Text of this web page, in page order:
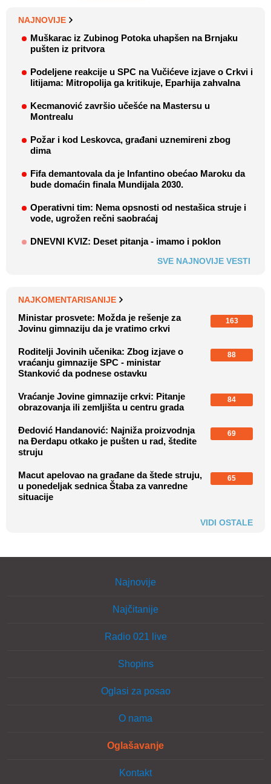
NAJNOVIJE
Muškarac iz Zubinog Potoka uhapšen na Brnjaku
pušten iz pritvora
Podeljene reakcije u SPC na Vučićeve izjave o Crkvi i
litijama: Mitropolija ga kritikuje, Eparhija zahvalna
Kecmanović završio učešće na Mastersu u
Montrealu
Požar i kod Leskovca, građani uznemireni zbog
dima
Fifa demantovala da je Infantino obećao Maroku da
bude domaćin finala Mundijala 2030.
Operativni tim: Nema opsnosti od nestašica struje i
vode, ugrožen rečni saobraćaj
DNEVNI KVIZ: Deset pitanja - imamo i poklon
SVE NAJNOVIJE VESTI
NAJKOMENTARISANIJE
Ministar prosvete: Možda je rešenje za
Jovinu gimnaziju da je vratimo crkvi
163
Roditelji Jovinih učenika: Zbog izjave o
vraćanju gimnazije SPC - ministar
Stanković da podnese ostavku
88
Vraćanje Jovine gimnazije crkvi: Pitanje
obrazovanja ili zemljišta u centru grada
84
Đedović Handanović: Najniža proizvodnja
na Đerdapu otkako je pušten u rad, štedite
struju
69
Macut apelovao na građane da štede struju,
u ponedeljak sednica Štaba za vanredne
situacije
65
VIDI OSTALE
Najnovije
Najčitanije
Radio 021 live
Shopins
Oglasi za posao
O nama
Oglašavanje
Kontakt